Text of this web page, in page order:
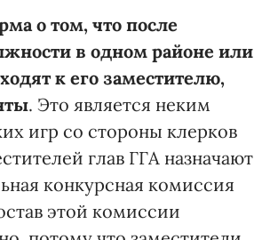
о том, что после
в одном районе или
к его заместителю,
. Это является неким
игр со стороны клерков
глав ГГА назначают
конкурсная комиссия
этой комиссии